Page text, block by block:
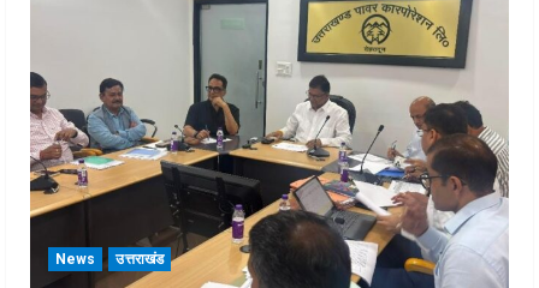
News उत्तराखंड